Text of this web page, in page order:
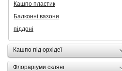
Кашпо пластик
Балконні вазони
піддоні
Кашпо під орхідеї
Флораріуми скляні